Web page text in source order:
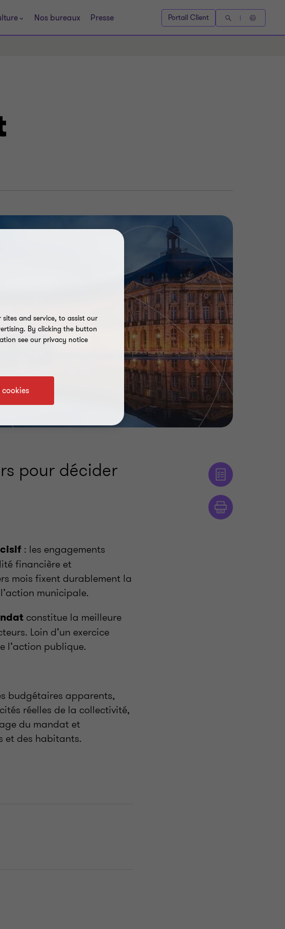
Nos bureaux Presse Portail Client
pour décider
: les engagements
financière et
mois fixent durablement la
municipale.
constitue la meilleure
Loin d’un exercice
l’action publique.
budgétaires apparents,
réelles de la collectivité,
du mandat et
et des habitants.
and service, to assist our
By clicking the button
see our privacy notice